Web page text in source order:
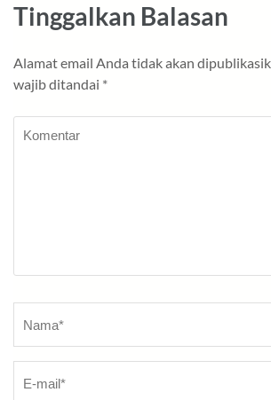
Tinggalkan Balasan
Alamat email Anda tidak akan
wajib ditandai *